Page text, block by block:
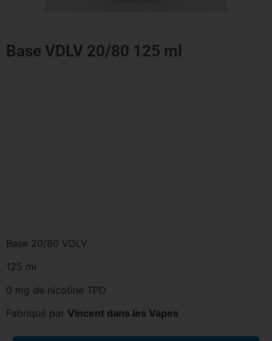
Base VDLV 20/80 125 ml
Base 20/80 VDLV
125 ml
0 mg de nicotine TPD
Fabriqué par Vincent dans les Vapes